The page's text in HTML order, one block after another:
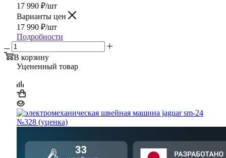
17 990 ₽/шт
Варианты цен
17 990 ₽/шт
Подробности
В корзину
Уцененный товар